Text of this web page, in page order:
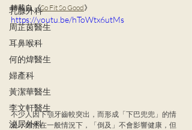
乳腺外科
周芷茵醫生
耳鼻喉科
何的煒醫生
婦產科
黃潔華醫生
李文軒醫生
泌尿外科
轉載自 《So Fit So Good》
https://youtu.be/hToWtx6utMs
不少人因下顎牙齒較突出，而形成「下巴兜兜」的情
況，雖然在一般情況下，「倒及」不會影響健康，但